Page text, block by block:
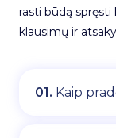
rasti būdą spręsti
klausimų ir
01. Kaip